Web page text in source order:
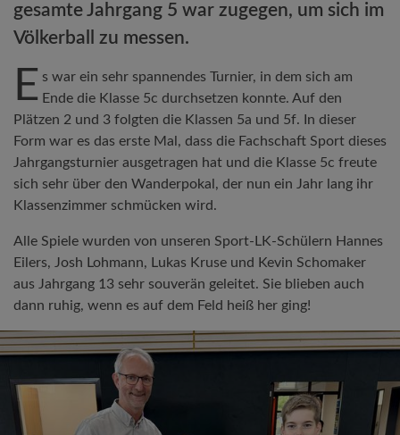
gesamte Jahrgang 5 war zugegen, um sich im
Völkerball zu messen.
E s war ein sehr spannendes Turnier, in dem sich am
Ende die Klasse 5c durchsetzen konnte. Auf den
Plätzen 2 und 3 folgten die Klassen 5a und 5f. In dieser
Form war es das erste Mal, dass die Fachschaft Sport dieses
Jahrgangsturnier ausgetragen hat und die Klasse 5c freute
sich sehr über den Wanderpokal, der nun ein Jahr lang ihr
Klassenzimmer schmücken wird.
Alle Spiele wurden von unseren Sport-LK-Schülern Hannes
Eilers, Josh Lohmann, Lukas Kruse und Kevin Schomaker
aus Jahrgang 13 sehr souverän geleitet. Sie blieben auch
dann ruhig, wenn es auf dem Feld heiß her ging!